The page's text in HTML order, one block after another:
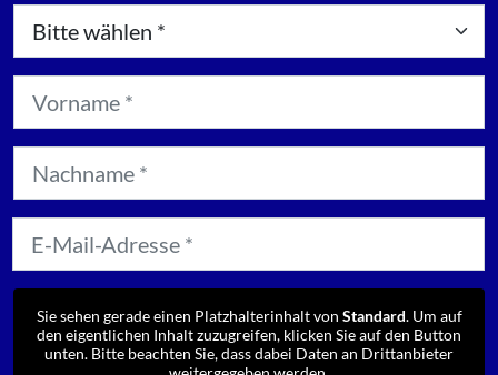
Sie sehen gerade einen Platzhalterinhalt von Standard. Um auf
den eigentlichen Inhalt zuzugreifen, klicken Sie auf den Button
unten. Bitte beachten Sie, dass dabei Daten an Drittanbieter